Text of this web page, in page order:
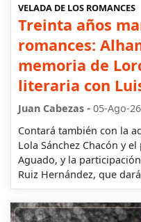
VELADA DE LOS ROMANCES
Treinta años
romances:
memoria de
literaria con
Juan Cabezas - 05-Ago-26
Contará también con la
Lola Sánchez Chacón y
Aguado, y la
Ruiz Hernández, que